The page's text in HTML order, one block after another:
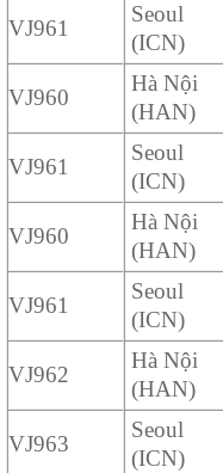
VJ961
Seoul
(ICN)
VJ960
Hà Nội
(HAN)
VJ961
Seoul
(ICN)
VJ960
Hà Nội
(HAN)
VJ961
Seoul
(ICN)
VJ962
Hà Nội
(HAN)
VJ963
Seoul
(ICN)